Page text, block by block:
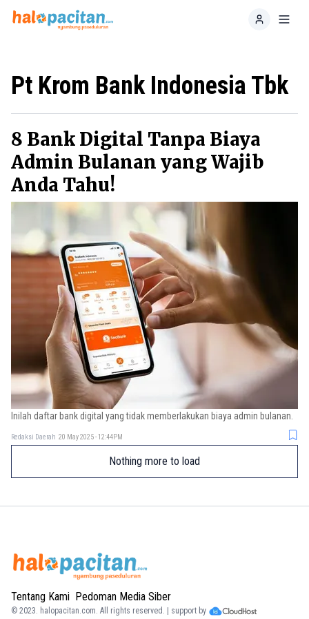
Home
Pt Krom Bank Indonesia Tbk
8 Bank Digital Tanpa Biaya
Admin Bulanan yang Wajib
Anda Tahu!
Inilah daftar bank digital yang tidak memberlakukan biaya admin bulanan.
Redaksi Daerah 20 May 2025 - 12:44PM
Nothing more to load
Tentang Kami Pedoman Media Siber
© 2023. halopacitan.com. All rights reserved. | support by